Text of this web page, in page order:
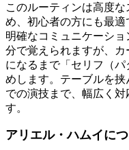
このルーティンは高度
め、初心者の方にも最適
明確なコミュニケーシ
分で覚えられますが、
になるまで「セリフ（
めします。テーブルを
での演技まで、幅広く
す。
アリエル・ハムイに